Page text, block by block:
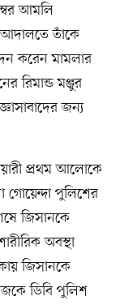
আমলি
তাঁকে
করেন মামলার
রিমান্ড মঞ্জুর
জন্য
প্রথম আলোকে
পুলিশের
জিসানকে
অবস্থা
জিসানকে
ডিবি পুলিশ